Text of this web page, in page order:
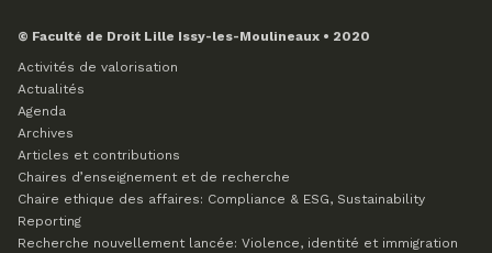
© Faculté de Droit Lille Issy-les-Moulineaux • 2020
Activités de valorisation
Actualités
Agenda
Archives
Articles et contributions
Chaires d’enseignement et de recherche
Chaire ethique des affaires: Compliance & ESG, Sustainability
Reporting
Recherche nouvellement lancée: Violence, identité et immigration